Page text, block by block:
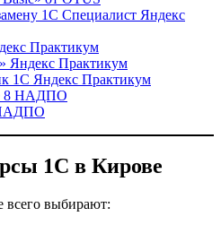
1С Специалист Яндекс
Практикум
Яндекс Практикум
1С Яндекс Практикум
8 НАДПО
НАДПО
1С в Кирове
всего выбирают: